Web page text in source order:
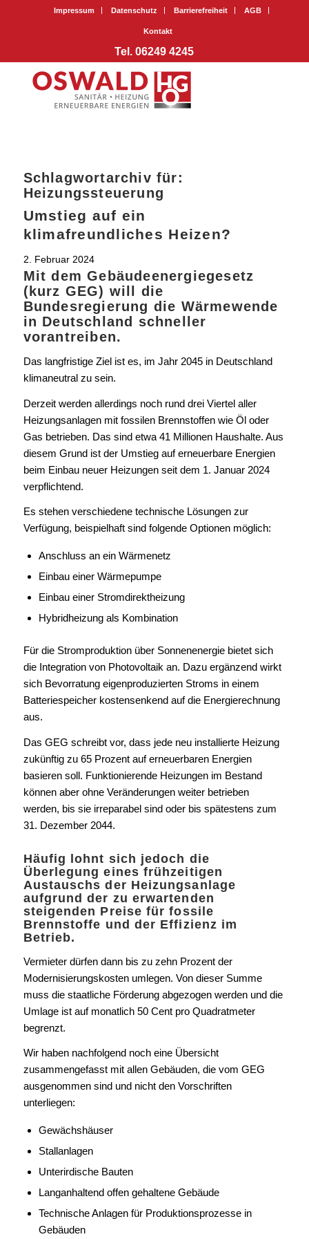
Impressum Datenschutz Barrierefreiheit AGB
Kontakt
Tel. 06249 4245
Schlagwortarchiv für:
Heizungssteuerung
Umstieg auf ein
klimafreundliches Heizen?
2. Februar 2024
Mit dem Gebäudeenergiegesetz
(kurz GEG) will die
Bundesregierung die Wärmewende
in Deutschland schneller
vorantreiben.
Das langfristige Ziel ist es, im Jahr 2045 in Deutschland
klimaneutral zu sein.
Derzeit werden allerdings noch rund drei Viertel aller
Heizungsanlagen mit fossilen Brennstoffen wie Öl oder
Gas betrieben. Das sind etwa 41 Millionen Haushalte. Aus
diesem Grund ist der Umstieg auf erneuerbare Energien
beim Einbau neuer Heizungen seit dem 1. Januar 2024
verpflichtend.
Es stehen verschiedene technische Lösungen zur
Verfügung, beispielhaft sind folgende Optionen möglich:
Anschluss an ein Wärmenetz
Einbau einer Wärmepumpe
Einbau einer Stromdirektheizung
Hybridheizung als Kombination
Für die Stromproduktion über Sonnenenergie bietet sich
die Integration von Photovoltaik an. Dazu ergänzend wirkt
sich Bevorratung eigenproduzierten Stroms in einem
Batteriespeicher kostensenkend auf die Energierechnung
aus.
Das GEG schreibt vor, dass jede neu installierte Heizung
zukünftig zu 65 Prozent auf erneuerbaren Energien
basieren soll. Funktionierende Heizungen im Bestand
können aber ohne Veränderungen weiter betrieben
werden, bis sie irreparabel sind oder bis spätestens zum
31. Dezember 2044.
Häufig lohnt sich jedoch die
Überlegung eines frühzeitigen
Austauschs der Heizungsanlage
aufgrund der zu erwartenden
steigenden Preise für fossile
Brennstoffe und der Effizienz im
Betrieb.
Vermieter dürfen dann bis zu zehn Prozent der
Modernisierungskosten umlegen. Von dieser Summe
muss die staatliche Förderung abgezogen werden und die
Umlage ist auf monatlich 50 Cent pro Quadratmeter
begrenzt.
Wir haben nachfolgend noch eine Übersicht
zusammengefasst mit allen Gebäuden, die vom GEG
ausgenommen sind und nicht den Vorschriften
unterliegen:
Gewächshäuser
Stallanlagen
Unterirdische Bauten
Langanhaltend offen gehaltene Gebäude
Technische Anlagen für Produktionsprozesse in
Gebäuden